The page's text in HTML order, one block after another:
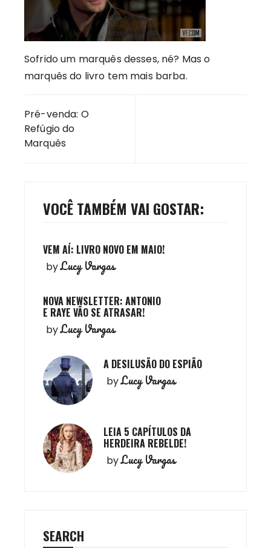
Sofrido um marquês desses, né? Mas o
marquês do livro tem mais barba.
de
Post
Pré-venda: O
Refúgio do
Marquês
VOCÊ TAMBÉM VAI GOSTAR:
VEM AÍ: LIVRO NOVO EM MAIO!
byLucy Vargas
NOVA NEWSLETTER: ANTONIO
E RAYE VÃO SE ATRASAR!
byLucy Vargas
A DESILUSÃO DO ESPIÃO
byLucy Vargas
LEIA 5 CAPÍTULOS DA
HERDEIRA REBELDE!
byLucy Vargas
SEARCH